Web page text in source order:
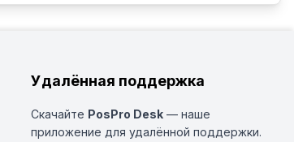
Удалённая поддержка
Скачайте PosPro Desk — наше
приложение для удалённой поддержки.